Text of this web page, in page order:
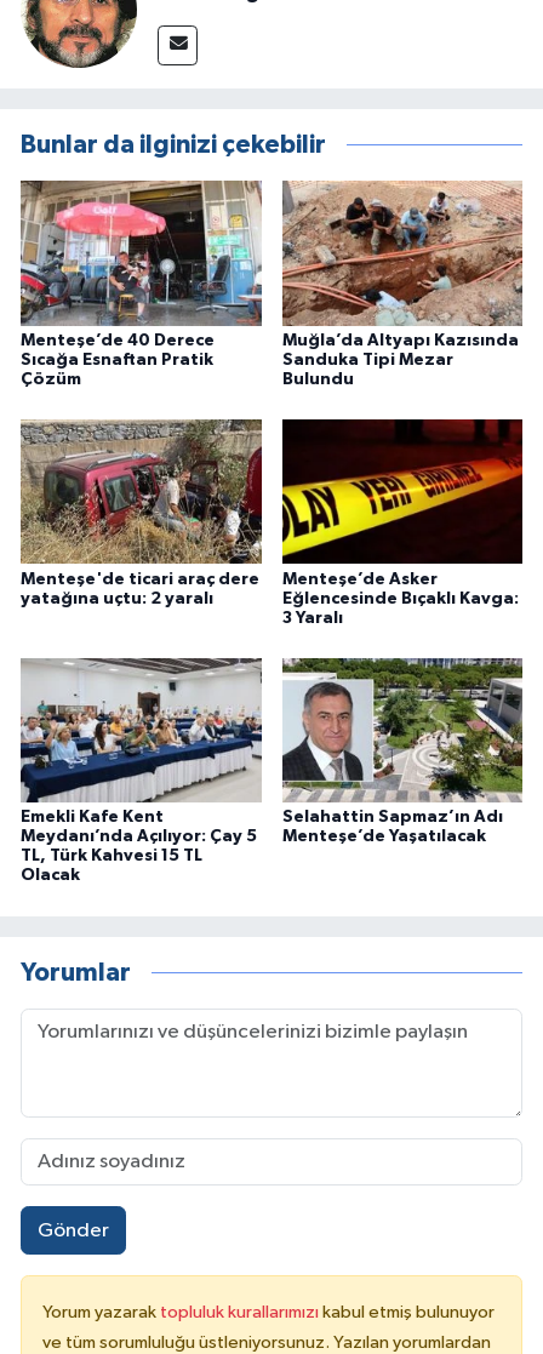
Bunlar da ilginizi çekebilir
Menteşe’de 40 Derece
Sıcağa Esnaftan Pratik
Çözüm
Muğla’da Altyapı Kazısında
Sanduka Tipi Mezar
Bulundu
Menteşe'de ticari araç dere
yatağına uçtu: 2 yaralı
Menteşe’de Asker
Eğlencesinde Bıçaklı Kavga:
3 Yaralı
Emekli Kafe Kent
Meydanı’nda Açılıyor: Çay 5
TL, Türk Kahvesi 15 TL
Olacak
Selahattin Sapmaz’ın Adı
Menteşe’de Yaşatılacak
Yorumlar
Gönder
Yorum yazarak topluluk kurallarımızı kabul etmiş bulunuyor
ve tüm sorumluluğu üstleniyorsunuz. Yazılan yorumlardan